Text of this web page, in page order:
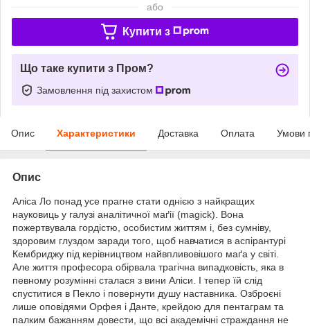
або
Купити з
Що таке купити з Пром?
Замовлення під захистом
Опис Характеристики Доставка Оплата Умови
Опис
Аліса Ло понад усе прагне стати однією з найкращих
науковиць у галузі аналітичної маґії (magick). Вона
пожертвувала гордістю, особистим життям і, без сумніву,
здоровим глуздом заради того, щоб навчатися в аспірантурі
Кембриджу під керівництвом найвпливовішого маґа у світі.
Але життя професора обірвала трагічна випадковість, яка в
певному розумінні сталася з вини Аліси. І тепер їй слід
спуститися в Пекло і повернути душу наставника. Озброєні
лише оповідями Орфея і Данте, крейдою для пентаграм та
палким бажанням довести, що всі академічні страждання не